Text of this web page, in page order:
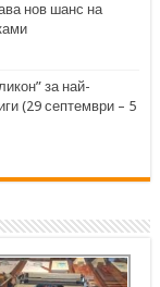
нов шанс на
за най-
(29 септември – 5